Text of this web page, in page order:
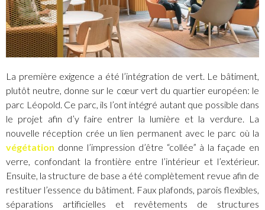
La première exigence a été l’intégration de vert. Le bâtiment,
plutôt neutre, donne sur le cœur vert du quartier européen: le
parc Léopold. Ce parc, ils l’ont intégré autant que possible dans
le projet afin d’y faire entrer la lumière et la verdure. La
nouvelle réception crée un lien permanent avec le parc où la
végétation donne l’impression d’être “collée” à la façade en
verre, confondant la frontière entre l’intérieur et l’extérieur.
Ensuite, la structure de base a été complètement revue afin de
restituer l’essence du bâtiment. Faux plafonds, parois flexibles,
séparations artificielles et revêtements de structures